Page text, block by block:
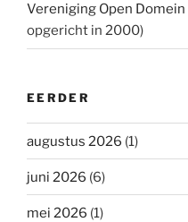
Vereniging Open Domein
opgericht in 2000)
EERDER
augustus 2026 (1)
juni 2026 (6)
mei 2026 (1)